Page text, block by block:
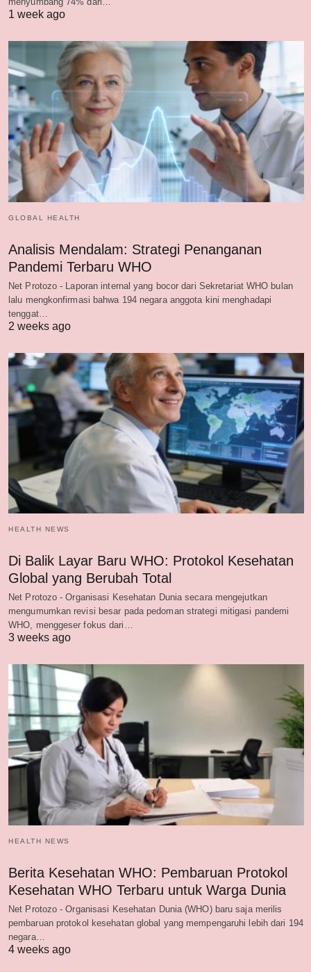
1 week ago
GLOBAL HEALTH
Analisis Mendalam: Strategi Penanganan
Pandemi Terbaru WHO
Net Protozo - Laporan internal yang bocor dari Sekretariat WHO bulan
lalu mengkonfirmasi bahwa 194 negara anggota kini menghadapi
tenggat…
2 weeks ago
HEALTH NEWS
Di Balik Layar Baru WHO: Protokol Kesehatan
Global yang Berubah Total
Net Protozo - Organisasi Kesehatan Dunia secara mengejutkan
mengumumkan revisi besar pada pedoman strategi mitigasi pandemi
WHO, menggeser fokus dari…
3 weeks ago
HEALTH NEWS
Berita Kesehatan WHO: Pembaruan Protokol
Kesehatan WHO Terbaru untuk Warga Dunia
Net Protozo - Organisasi Kesehatan Dunia (WHO) baru saja merilis
pembaruan protokol kesehatan global yang mempengaruhi lebih dari 194
negara…
4 weeks ago